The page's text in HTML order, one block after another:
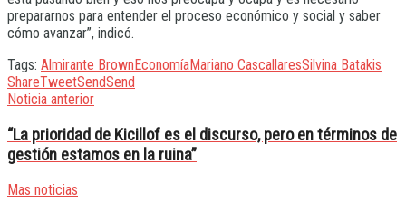
prepararnos para entender el proceso económico y social y saber
cómo avanzar”, indicó.
Tags: Almirante BrownEconomíaMariano CascallaresSilvina Batakis
ShareTweetSendSend
Noticia anterior
“La prioridad de Kicillof es el discurso, pero en términos de
gestión estamos en la ruina”
Mas noticias